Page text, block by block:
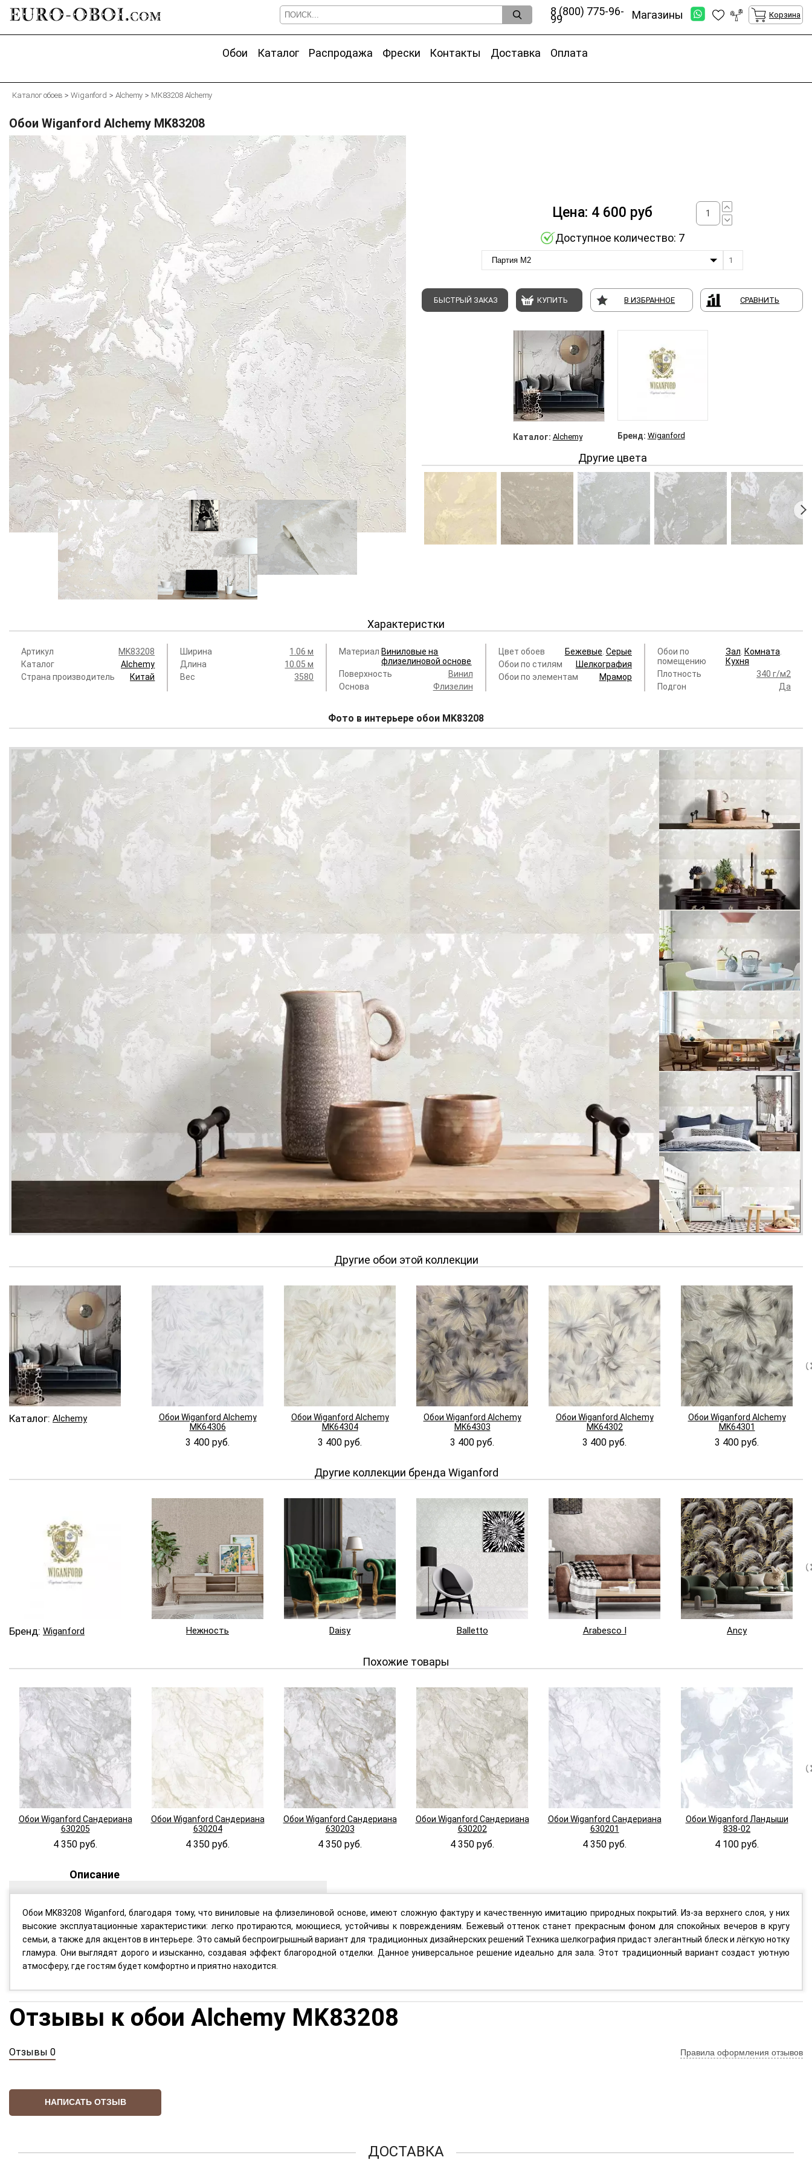
EURO-OBOI.com 8 (800) 775-96-
99 Магазины Корзина
Обои Каталог Распродажа Фрески Контакты Доставка Оплата
Каталог обоев Wiganford Alchemy MK83208 Alchemy
Обои Wiganford Alchemy MK83208
Цена: 4 600 руб
Доступное количество: 7
Партия M2 1
БЫСТРЫЙ ЗАКАЗ КУПИТЬ В ИЗБРАННОЕ СРАВНИТЬ
Каталог: Alchemy Бренд: Wiganford
Другие цвета
Характеристки
Артикул
MK83208
Каталог
Alchemy
Страна производитель
Китай
Ширина
1.06 м
Длина
10.05 м
Вес
3580
Материал Виниловые на
флизелиновой основе
Поверхность
Винил
Основа
Флизелин
Цвет обоев Бежевые. Серые
Обои по стилям
Шелкография
Обои по элементам
Мрамор
Обои по
помещению
Зал. Комната.
Кухня
Плотность
340 г/м2
Подгон
Да
Фото в интерьере обои MK83208
Другие обои этой коллекции
Каталог: Alchemy
Обои Wiganford Alchemy
MK64306
3 400 руб.
Обои Wiganford Alchemy
MK64304
3 400 руб.
Обои Wiganford Alchemy
MK64303
3 400 руб.
Обои Wiganford Alchemy
MK64302
3 400 руб.
Обои Wiganford Alchemy
MK64301
3 400 руб.
Другие коллекции бренда Wiganford
Бренд: Wiganford Нежность Daisy Balletto Arabesco I Ancy
Похожие товары
Обои Wiganford Сандериана
630205
4 350 руб.
Обои Wiganford Сандериана
630204
4 350 руб.
Обои Wiganford Сандериана
630203
4 350 руб.
Обои Wiganford Сандериана
630202
4 350 руб.
Обои Wiganford Сандериана
630201
4 350 руб.
Обои Wiganford Ландыши
838-02
4 100 руб.
Описание
Обои MK83208 Wiganford, благодаря тому, что виниловые на флизелиновой основе, имеют сложную фактуру и качественную имитацию природных покрытий. Из-за верхнего слоя, у них
высокие эксплуатационные характеристики: легко протираются, моющиеся, устойчивы к повреждениям. Бежевый оттенок станет прекрасным фоном для спокойных вечеров в кругу
семьи, а также для акцентов в интерьере. Это самый беспроигрышный вариант для традиционных дизайнерских решений Техника шелкография придаст элегантный блеск и лёгкую нотку
гламура. Они выглядят дорого и изысканно, создавая эффект благородной отделки. Данное универсальное решение идеально для зала. Этот традиционный вариант создаст уютную
атмосферу, где гостям будет комфортно и приятно находится.
Отзывы к обои Alchemy MK83208
Отзывы 0 Правила оформления отзывов
НАПИСАТЬ ОТЗЫВ
ДОСТАВКА